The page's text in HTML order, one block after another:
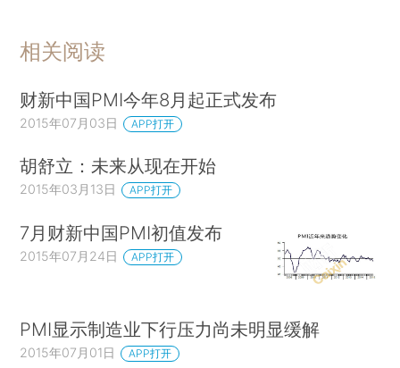
相关阅读
财新中国PMI今年8月起正式发布
2015年07月03日 APP打开
胡舒立：未来从现在开始
2015年03月13日 APP打开
7月财新中国PMI初值发布
2015年07月24日 APP打开
PMI显示制造业下行压力尚未明显缓解
2015年07月01日 APP打开